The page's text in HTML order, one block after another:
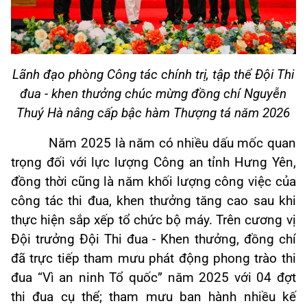
Lãnh đạo phòng Công tác chính trị, tập thể Đội Thi
đua - khen thưởngchúc mừng đồng chí Nguyễn
Thuý Hà nâng cấp bậc hàm Thượng tá năm 2026
Năm 2025 là năm có nhiều dấu mốc quan
trọng đối với lực lượng Công an tỉnh Hưng Yên,
đồng thời cũng là năm khối lượng công việc của
công tác thi đua, khen thưởng tăng cao sau khi
thực hiện sắp xếp tổ chức bộ máy. Trên cương vị
Đội trưởng Đội Thi đua - Khen thưởng, đồng chí
đã trực tiếp tham mưu phát động phong trào thi
đua “Vì an ninh Tổ quốc” năm 2025 với 04 đợt
thi đua cụ thể; tham mưu ban hành nhiều kế